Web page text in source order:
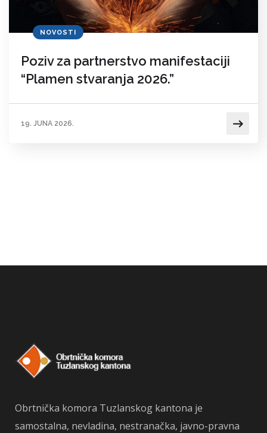
NOVOSTI
Poziv za partnerstvo manifestaciji
“Plamen stvaranja 2026.”
19. JUNA 2026.
Obrtnička komora Tuzlanskog kantona je
samostalna, nevladina, nestranačka, javno-pravna